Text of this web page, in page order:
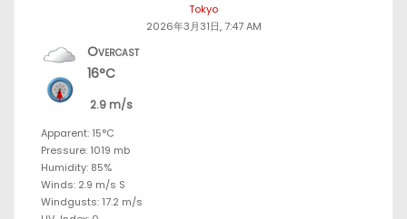
Tokyo
2026年3月31日, 7:47 AM
Overcast
16°C
2.9 m/s
Apparent: 15°C
Pressure: 1019 mb
Humidity: 85%
Winds: 2.9 m/s S
Windgusts: 17.2 m/s